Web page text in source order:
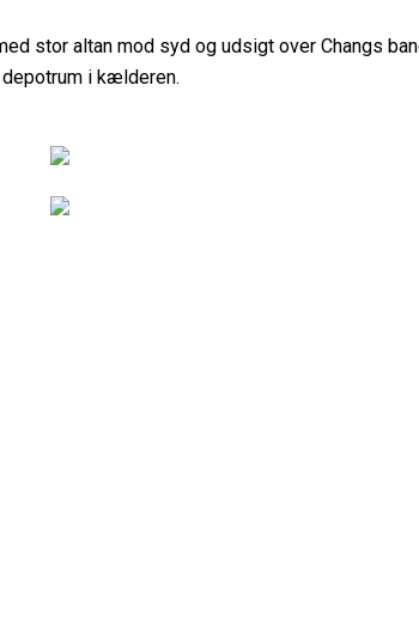
stor altan mod syd og udsigt over Changs
i kælderen.